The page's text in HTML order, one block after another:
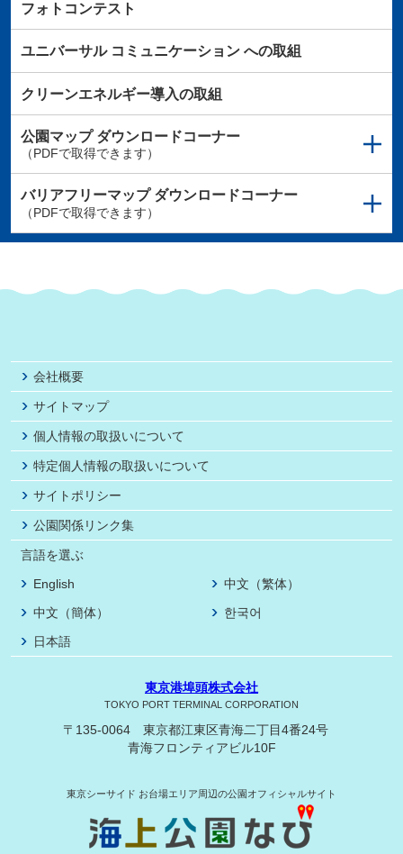
フォトコンテスト
ユニバーサルコミュニケーションへの取組
クリーンエネルギー導入の取組
公園マップダウンロードコーナー
（PDFで取得できます）
バリアフリーマップダウンロードコーナー
（PDFで取得できます）
会社概要
サイトマップ
個人情報の取扱いについて
特定個人情報の取扱いについて
サイトポリシー
公園関係リンク集
言語を選ぶ
English
中文（繁体）
中文（簡体）
한국어
日本語
東京港埠頭株式会社
TOKYO PORT TERMINAL CORPORATION
〒135-0064 東京都江東区青海二丁目4番24号
青海フロンティアビル10F
東京シーサイド お台場エリア周辺の公園オフィシャルサイト